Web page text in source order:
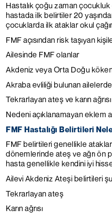
Hastalık çoğu zaman
hastada ilk belirtiler 20
çocuklarda ilk ataklar okul
FMF açısından risk taşıyan
Ailesinde FMF olanlar
Akdeniz veya Orta Doğu
Akraba evliliği bulunan
Tekrarlayan ateş ve karın
Nedeni açıklanamayan eklem
FMF Hastalığı Belirtileri
FMF belirtileri genellikle
dönemlerinde ateş ve ağrı ön
hasta genellikle kendini iyi
Ailevi Akdeniz Ateşi belirtileri
Tekrarlayan ateş
Karın ağrısı